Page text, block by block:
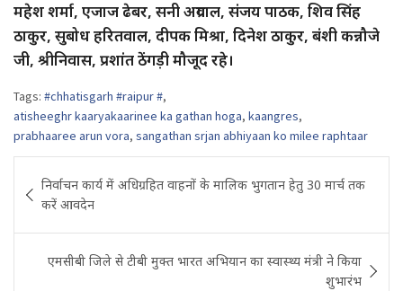
महेश शर्मा, एजाज ढेबर, सनी अग्रवाल, संजय पाठक, शिव सिंह
ठाकुर, सुबोध हरितवाल, दीपक मिश्रा, दिनेश ठाकुर, बंशी कन्नौजे
जी, श्रीनिवास, प्रशांत ठेंगड़ी मौजूद रहे।
Tags: #chhatisgarh #raipur #,
atisheeghr kaaryakaarinee ka gathan hoga, kaangres,
prabhaaree arun vora, sangathan srjan abhiyaan ko milee raphtaar
Post
navigation
निर्वाचन कार्य में अधिग्रहित वाहनों के मालिक भुगतान हेतु 30 मार्च तक
करें आवदेन
एमसीबी जिले से टीबी मुक्त भारत अभियान का स्वास्थ्य मंत्री ने किया
शुभारंभ